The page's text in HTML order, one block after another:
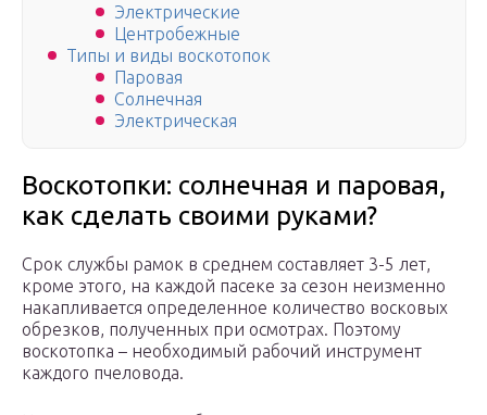
Электрические
Центробежные
Типы и виды воскотопок
Паровая
Солнечная
Электрическая
Воскотопки: солнечная и паровая,
как сделать своими руками?
Срок службы рамок в среднем составляет 3-5 лет,
кроме этого, на каждой пасеке за сезон неизменно
накапливается определенное количество восковых
обрезков, полученных при осмотрах. Поэтому
воскотопка – необходимый рабочий инструмент
каждого пчеловода.